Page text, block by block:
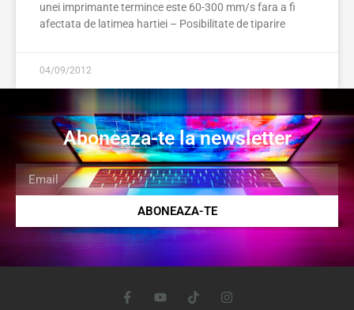
unei imprimante termince este 60-300 mm/s fara a fi
afectata de latimea hartiei – Posibilitate de tiparire
04/09/2012
Aboneaza-te la newsletter
ABONEAZA-TE